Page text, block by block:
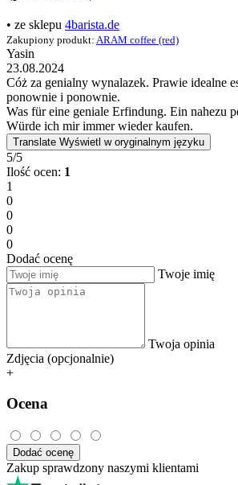
• ze sklepu 4barista.de
Zakupiony produkt: ARAM coffee (red)
Yasin
23.08.2024
Cóż za genialny wynalazek. Prawie idealne
ponownie i ponownie.
Was für eine geniale Erfindung. Ein nahezu
Würde ich mir immer wieder kaufen.
Translate Wyświetl w oryginalnym języku
5/5
Ilość ocen: 1
1
0
0
0
0
Dodać ocenę
Twoje imię
Twoja opinia
Zdjęcia (opcjonalnie)
+
Ocena
Dodać ocenę
Zakup sprawdzony naszymi klientami